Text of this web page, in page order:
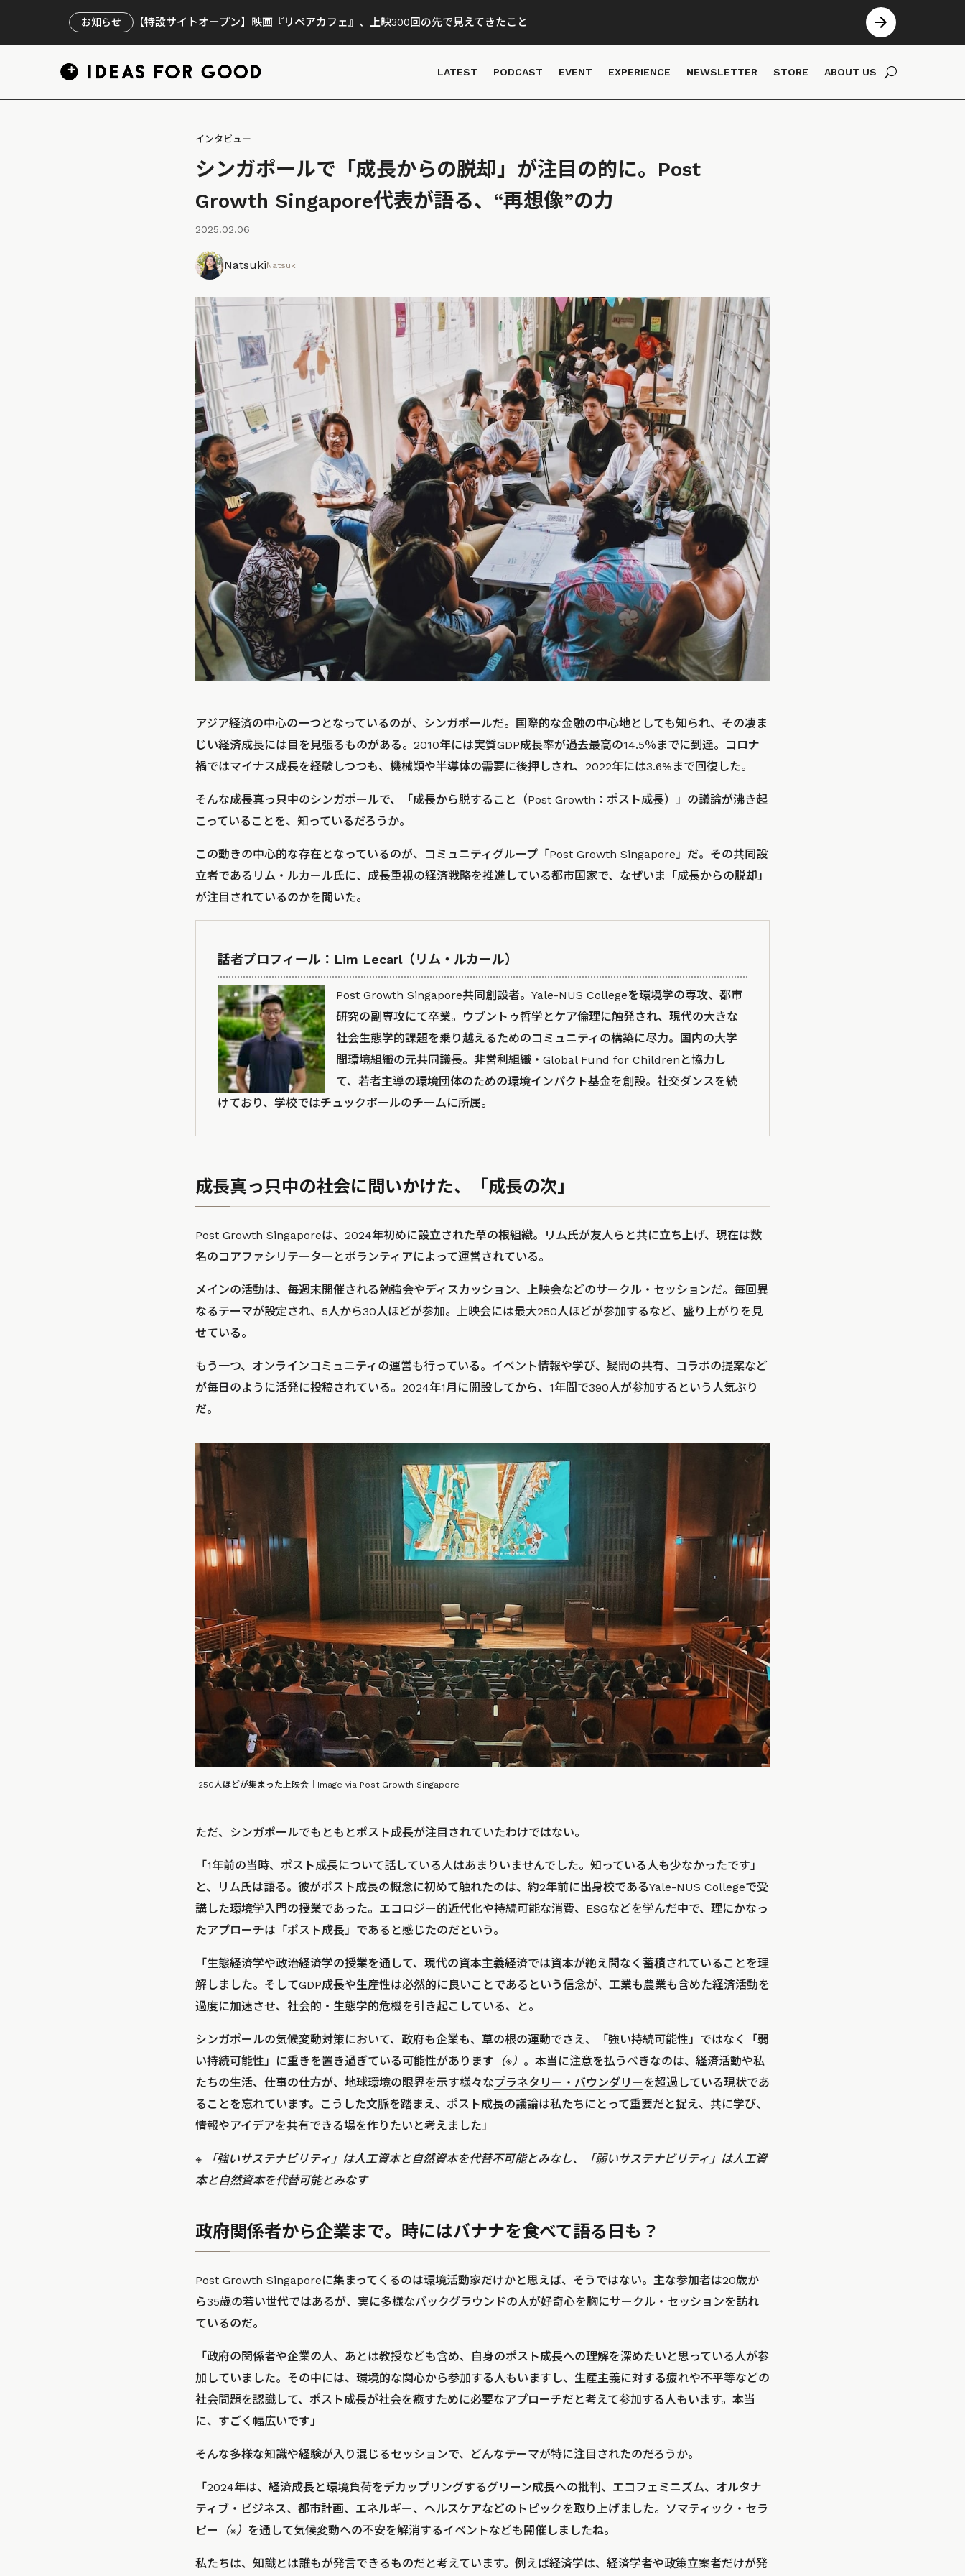
お知らせ 【特設サイトオープン】映画『リペアカフェ』、上映300回の先で見えてきたこと
LATEST PODCAST EVENT EXPERIENCE NEWSLETTER STORE ABOUT US
インタビュー
シンガポールで「成長からの脱却」が注目の的に。Post
Growth Singapore代表が語る、“再想像”の力
2025.02.06
NatsukiNatsuki
アジア経済の中心の一つとなっているのが、シンガポールだ。国際的な金融の中心地としても知られ、その凄ま
じい経済成長には目を見張るものがある。2010年には実質GDP成長率が過去最高の14.5％までに到達。コロナ
禍ではマイナス成長を経験しつつも、機械類や半導体の需要に後押しされ、2022年には3.6%まで回復した。
そんな成長真っ只中のシンガポールで、「成長から脱すること（Post Growth：ポスト成長）」の議論が沸き起
こっていることを、知っているだろうか。
この動きの中心的な存在となっているのが、コミュニティグループ「Post Growth Singapore」だ。その共同設
立者であるリム・ルカール氏に、成長重視の経済戦略を推進している都市国家で、なぜいま「成長からの脱却」
が注目されているのかを聞いた。
話者プロフィール：Lim Lecarl（リム・ルカール）
Post Growth Singapore共同創設者。Yale-NUS Collegeを環境学の専攻、都市
研究の副専攻にて卒業。ウブントゥ哲学とケア倫理に触発され、現代の大きな
社会生態学的課題を乗り越えるためのコミュニティの構築に尽力。国内の大学
間環境組織の元共同議長。非営利組織・Global Fund for Childrenと協力し
て、若者主導の環境団体のための環境インパクト基金を創設。社交ダンスを続
けており、学校ではチュックボールのチームに所属。
成長真っ只中の社会に問いかけた、「成長の次」
Post Growth Singaporeは、2024年初めに設立された草の根組織。リム氏が友人らと共に立ち上げ、現在は数
名のコアファシリテーターとボランティアによって運営されている。
メインの活動は、毎週末開催される勉強会やディスカッション、上映会などのサークル・セッションだ。毎回異
なるテーマが設定され、5人から30人ほどが参加。上映会には最大250人ほどが参加するなど、盛り上がりを見
せている。
もう一つ、オンラインコミュニティの運営も行っている。イベント情報や学び、疑問の共有、コラボの提案など
が毎日のように活発に投稿されている。2024年1月に開設してから、1年間で390人が参加するという人気ぶり
だ。
250人ほどが集まった上映会｜Image via Post Growth Singapore
ただ、シンガポールでもともとポスト成長が注目されていたわけではない。
「1年前の当時、ポスト成長について話している人はあまりいませんでした。知っている人も少なかったです」
と、リム氏は語る。彼がポスト成長の概念に初めて触れたのは、約2年前に出身校であるYale-NUS Collegeで受
講した環境学入門の授業であった。エコロジー的近代化や持続可能な消費、ESGなどを学んだ中で、理にかなっ
たアプローチは「ポスト成長」であると感じたのだという。
「生態経済学や政治経済学の授業を通して、現代の資本主義経済では資本が絶え間なく蓄積されていることを理
解しました。そしてGDP成長や生産性は必然的に良いことであるという信念が、工業も農業も含めた経済活動を
過度に加速させ、社会的・生態学的危機を引き起こしている、と。
シンガポールの気候変動対策において、政府も企業も、草の根の運動でさえ、「強い持続可能性」ではなく「弱
い持続可能性」に重きを置き過ぎている可能性があります （※） 。本当に注意を払うべきなのは、経済活動や私
たちの生活、仕事の仕方が、地球環境の限界を示す様々なプラネタリー・バウンダリーを超過している現状であ
ることを忘れています。こうした文脈を踏まえ、ポスト成長の議論は私たちにとって重要だと捉え、共に学び、
情報やアイデアを共有できる場を作りたいと考えました」
※ 「強いサステナビリティ」は人工資本と自然資本を代替不可能とみなし、「弱いサステナビリティ」は人工資
本と自然資本を代替可能とみなす
政府関係者から企業まで。時にはバナナを食べて語る日も？
Post Growth Singaporeに集まってくるのは環境活動家だけかと思えば、そうではない。主な参加者は20歳か
ら35歳の若い世代ではあるが、実に多様なバックグラウンドの人が好奇心を胸にサークル・セッションを訪れ
ているのだ。
「政府の関係者や企業の人、あとは教授なども含め、自身のポスト成長への理解を深めたいと思っている人が参
加していました。その中には、環境的な関心から参加する人もいますし、生産主義に対する疲れや不平等などの
社会問題を認識して、ポスト成長が社会を癒すために必要なアプローチだと考えて参加する人もいます。本当
に、すごく幅広いです」
そんな多様な知識や経験が入り混じるセッションで、どんなテーマが特に注目されたのだろうか。
「2024年は、経済成長と環境負荷をデカップリングするグリーン成長への批判、エコフェミニズム、オルタナ
ティブ・ビジネス、都市計画、エネルギー、ヘルスケアなどのトピックを取り上げました。ソマティック・セラ
ピー
（※） を通して気候変動への不安を解消するイベントなども開催しましたね。
私たちは、知識とは誰もが発言できるものだと考えています。例えば経済学は、経済学者や政策立案者だけが発